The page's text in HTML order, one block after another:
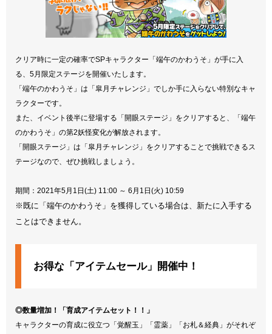
クリア時に一定の確率でSPキャラクター「端午のかわうそ」が手に入
る、5月限定ステージを開催いたします。
「端午のかわうそ」は「皐月チャレンジ」でしか手に入らない特別なキャ
ラクターです。
また、イベント後半に登場する「開眼ステージ」をクリアすると、「端午
のかわうそ」の第2妖怪変化が解放されます。
「開眼ステージ」は「皐月チャレンジ」をクリアすることで挑戦できるス
テージなので、ぜひ挑戦しましょう。
期間：2021年5月1日(土) 11:00 ～ 6月1日(火) 10:59
※既に「端午のかわうそ」を獲得している場合は、新たに入手する
ことはできません。
お得な「アイテムセール」開催中！
◎数量増加！「育成アイテムセット！！」
キャラクターの育成に役立つ「覚醒玉」「霊薬」「お札＆経典」がそれぞ